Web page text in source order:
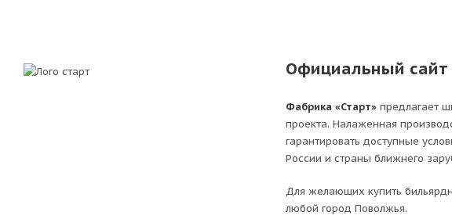
Официальный сайт
Фабрика «Старт»предлагает
проекта. Налаженная
гарантировать доступные
России и страны ближнего
Для желающих купить
любой город Поволжья.